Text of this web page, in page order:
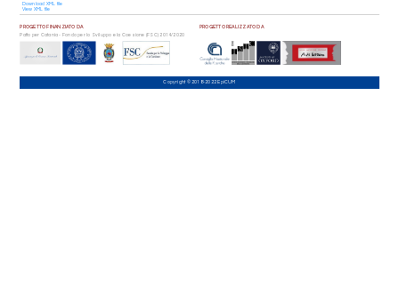
Download XML file
View XML file
PROGETTO FINANZIATO DA
PROGETTO REALIZZATO DA
Patto per Catania - Fondo per lo Sviluppo e la Coesione (FSC) 2014/2020
Copyright © 2018-2022 EpiCUM